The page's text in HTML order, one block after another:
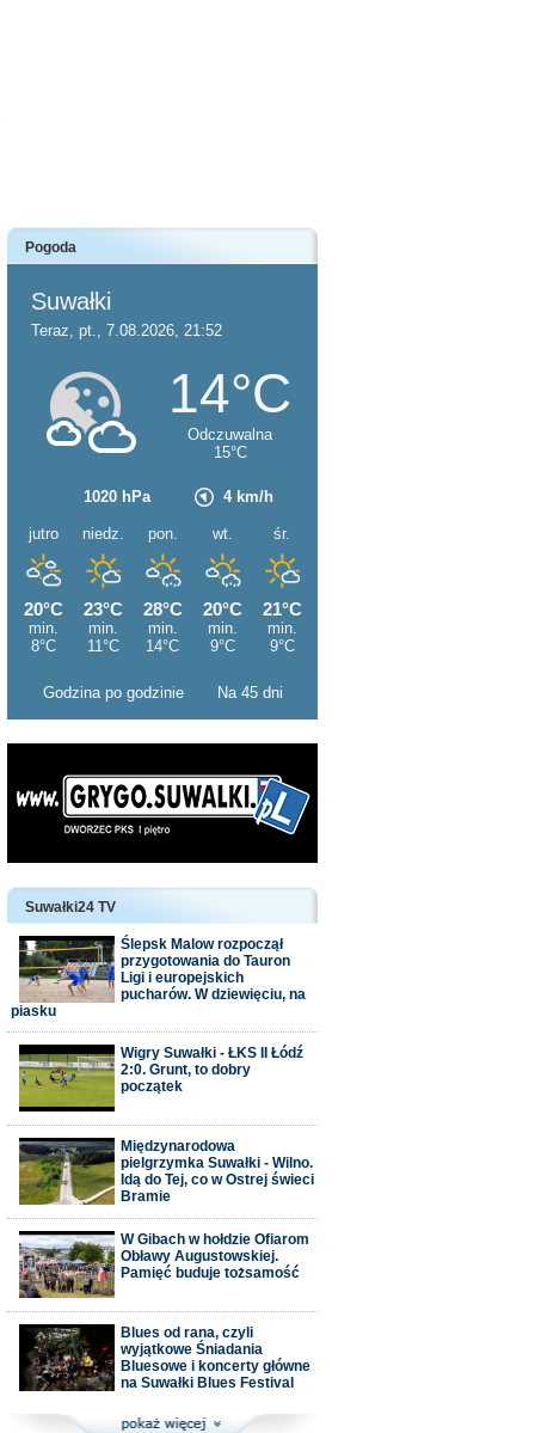
Pogoda
Godzina po godzinie Na 45 dni
Suwałki24 TV
Ślepsk Malow rozpoczął
przygotowania do Tauron
Ligi i europejskich
pucharów. W dziewięciu, na
piasku
Wigry Suwałki - ŁKS II Łódź
2:0. Grunt, to dobry
początek
Międzynarodowa
pielgrzymka Suwałki - Wilno.
Idą do Tej, co w Ostrej świeci
Bramie
W Gibach w hołdzie Ofiarom
Obławy Augustowskiej.
Pamięć buduje tożsamość
Blues od rana, czyli
wyjątkowe Śniadania
Bluesowe i koncerty główne
na Suwałki Blues Festival